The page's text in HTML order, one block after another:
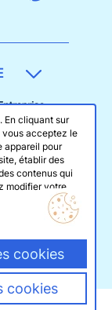
En cliquant sur
vous acceptez le
appareil pour
établir des
contenus qui
modifier votre
cookies
cookies